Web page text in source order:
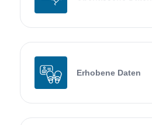
Erhobene Daten